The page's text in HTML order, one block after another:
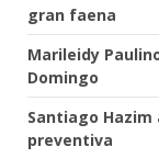
gran faena
Marileidy
Domingo
Santiago
preventiva